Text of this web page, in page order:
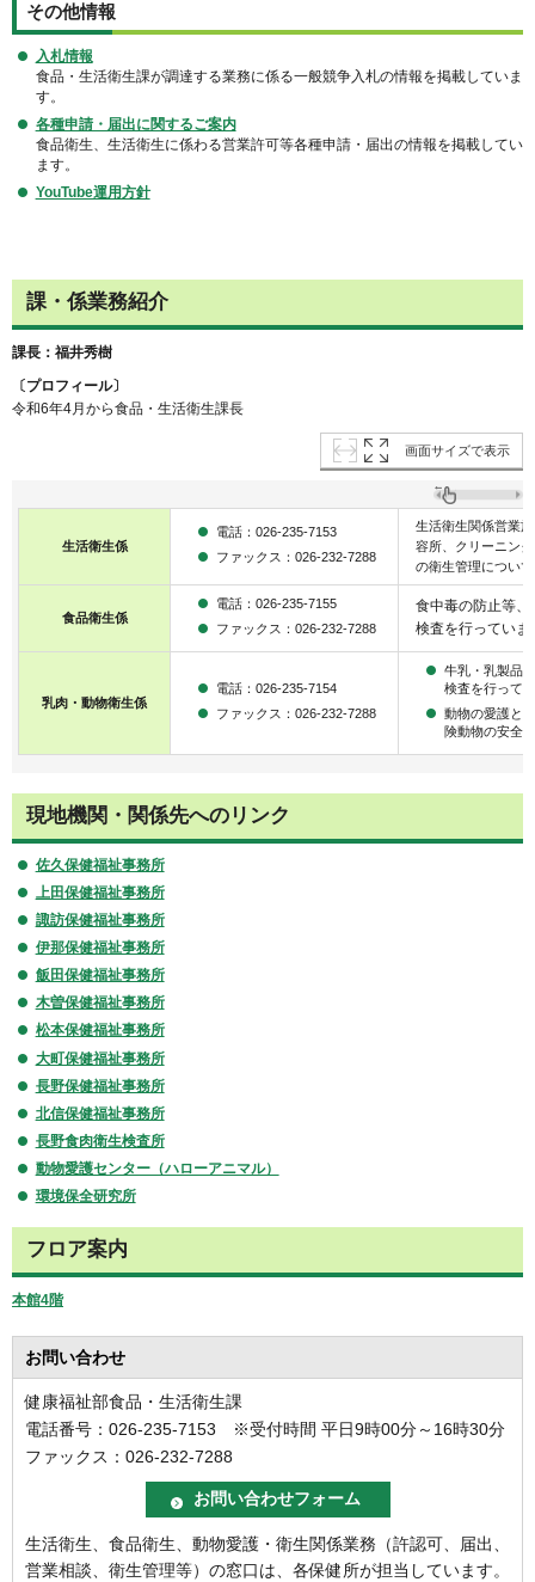
その他情報
入札情報
食品・生活衛生課が調達する業務に係る一般競争入札の情報を掲載していま
す。
各種申請・届出に関するご案内
食品衛生、生活衛生に係わる営業許可等各種申請・届出の情報を掲載してい
ます。
YouTube運用方針
課・係業務紹介
課長：福井秀樹
〔プロフィール〕
令和6年4月から食品・生活衛生課長
画面サイズで表示
生活衛生係
電話：026-235-7153
ファックス：026-232-7288
生活衛生関係営業
容所、クリーニン
の衛生管理につい
食品衛生係
電話：026-235-7155
ファックス：026-232-7288
食中毒の防止等
検査を行っていま
乳肉・動物衛生係
電話：026-235-7154
ファックス：026-232-7288
牛乳・乳製品
検査を行って
動物の愛護と
険動物の安全
現地機関・関係先へのリンク
佐久保健福祉事務所
上田保健福祉事務所
諏訪保健福祉事務所
伊那保健福祉事務所
飯田保健福祉事務所
木曽保健福祉事務所
松本保健福祉事務所
大町保健福祉事務所
長野保健福祉事務所
北信保健福祉事務所
長野食肉衛生検査所
動物愛護センター（ハローアニマル）
環境保全研究所
フロア案内
本館4階
お問い合わせ
健康福祉部食品・生活衛生課
電話番号：026-235-7153 ※受付時間 平日9時00分～16時30分
ファックス：026-232-7288
生活衛生、食品衛生、動物愛護・衛生関係業務（許認可、届出、
営業相談、衛生管理等）の窓口は、各保健所が担当しています。